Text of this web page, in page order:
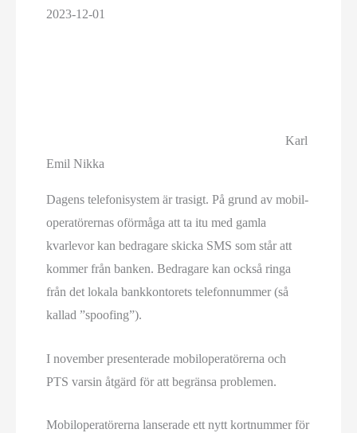
2023-12-01
Karl
Emil Nikka
Dagens telefoni­system är trasigt. På grund av mobil­
operatörernas oförmåga att ta itu med gamla
kvarlevor kan bedragare skicka SMS som står att
kommer från banken. Bedragare kan också ringa
från det lokala bankkontorets telefonnummer (så
kallad ”spoofing”).
I november presenterade mobil­operatörerna och
PTS varsin åtgärd för att begränsa problemen.
Mobil­operatörerna lanserade ett nytt kortnummer för